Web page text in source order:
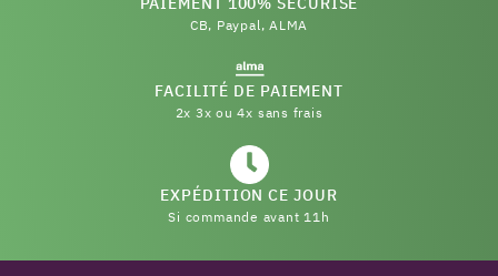
(14 avis)
CB, Paypal, ALMA
FACILITÉ DE PAIEMENT
2x 3x ou 4x sans frais
EXPÉDITION CE JOUR
Si commande avant 11h